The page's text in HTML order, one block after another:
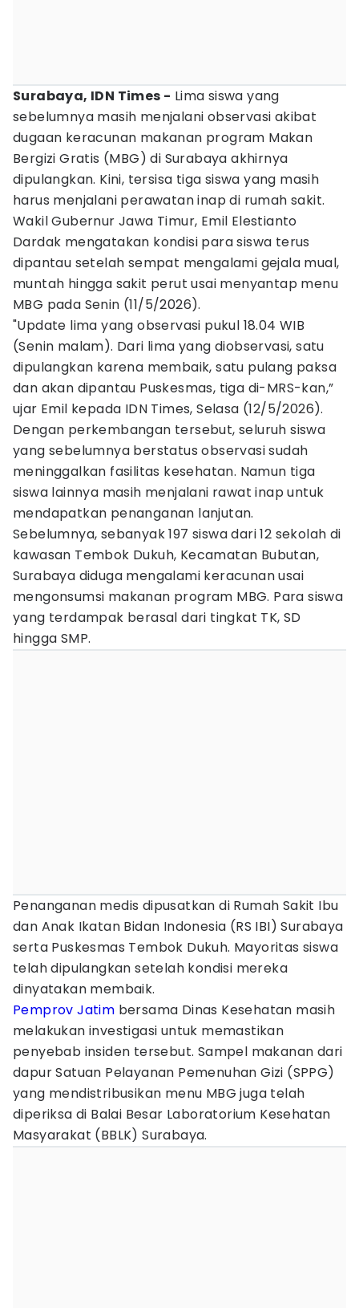
Surabaya, IDN Times - Lima siswa yang
sebelumnya masih menjalani observasi akibat
dugaan keracunan makanan program Makan
Bergizi Gratis (MBG) di Surabaya akhirnya
dipulangkan. Kini, tersisa tiga siswa yang masih
harus menjalani perawatan inap di rumah sakit.
Wakil Gubernur Jawa Timur, Emil Elestianto
Dardak mengatakan kondisi para siswa terus
dipantau setelah sempat mengalami gejala mual,
muntah hingga sakit perut usai menyantap menu
MBG pada Senin (11/5/2026).
"Update lima yang observasi pukul 18.04 WIB
(Senin malam). Dari lima yang diobservasi, satu
dipulangkan karena membaik, satu pulang paksa
dan akan dipantau Puskesmas, tiga di-MRS-kan,”
ujar Emil kepada IDN Times, Selasa (12/5/2026).
Dengan perkembangan tersebut, seluruh siswa
yang sebelumnya berstatus observasi sudah
meninggalkan fasilitas kesehatan. Namun tiga
siswa lainnya masih menjalani rawat inap untuk
mendapatkan penanganan lanjutan.
Sebelumnya, sebanyak 197 siswa dari 12 sekolah di
kawasan Tembok Dukuh, Kecamatan Bubutan,
Surabaya diduga mengalami keracunan usai
mengonsumsi makanan program MBG. Para siswa
yang terdampak berasal dari tingkat TK, SD
hingga SMP.
Penanganan medis dipusatkan di Rumah Sakit Ibu
dan Anak Ikatan Bidan Indonesia (RS IBI) Surabaya
serta Puskesmas Tembok Dukuh. Mayoritas siswa
telah dipulangkan setelah kondisi mereka
dinyatakan membaik.
Pemprov Jatim bersama Dinas Kesehatan masih
melakukan investigasi untuk memastikan
penyebab insiden tersebut. Sampel makanan dari
dapur Satuan Pelayanan Pemenuhan Gizi (SPPG)
yang mendistribusikan menu MBG juga telah
diperiksa di Balai Besar Laboratorium Kesehatan
Masyarakat (BBLK) Surabaya.